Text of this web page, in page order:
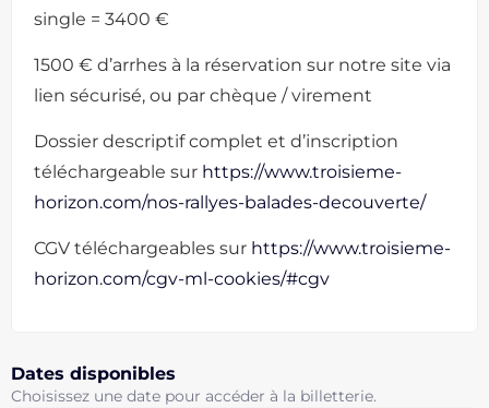
single = 3400 €
1500 € d’arrhes à la réservation sur notre site via
lien sécurisé, ou par chèque / virement
Dossier descriptif complet et d’inscription
téléchargeable sur https://www.troisieme-
horizon.com/nos-rallyes-balades-decouverte/
CGV téléchargeables sur https://www.troisieme-
horizon.com/cgv-ml-cookies/#cgv
Dates disponibles
Choisissez une date pour accéder à la billetterie.